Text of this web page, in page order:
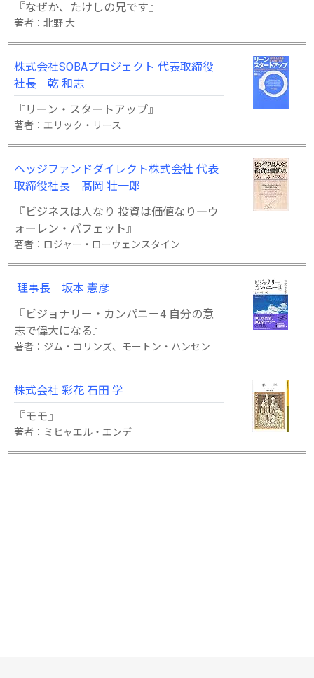
『なぜか、たけしの兄です』
著者：北野 大
株式会社SOBAプロジェクト 代表取締役
社長 乾 和志
『リーン・スタートアップ』
著者：エリック・リース
ヘッジファンドダイレクト株式会社 代表
取締役社長 髙岡 壮一郎
『ビジネスは人なり 投資は価値なり―ウ
ォーレン・バフェット』
著者：ロジャー・ローウェンスタイン
理事長 坂本 憲彦
『ビジョナリー・カンパニー4 自分の意
志で偉大になる』
著者：ジム・コリンズ、モートン・ハンセン
株式会社 彩花 石田 学
『モモ』
著者：ミヒャエル・エンデ